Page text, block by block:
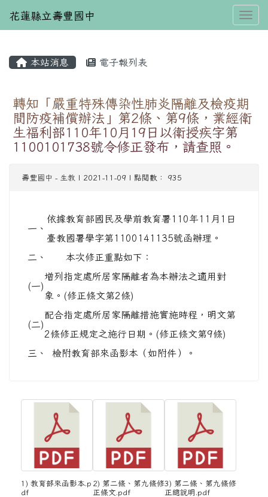
花蓮縣立壽豐國中
本站消息 電子報列表
轉知「嚴重特殊傳染性肺炎隔離及檢疫期
間防疫補償辦法」第2條、第9條，業經衛
生福利部110年10月19日以衛授疾字第
1100101738號令修正發布，請查照。
壽豐國中 - 生教 | 2021-11-09 | 點閱數： 935
一、
依據教育部國民及學前教育署110年11月1日
臺教國署學字第1100141135號函辦理。
二、
本次修正重點如下：
(一)
增列指定處所居家隔離者為本辦法之適用對
象。(修正條文第2條)
(二)
配合指定處所居家隔離措施實施時程，明文第
2條修正規定之施行日期。(修正條文第9條)
三、
檢附教育部來函影本（如附件）。
1) 教育部來函影本.p
df
2) 第二條、第九條修
正條文.pdf
3) 第二條、第九條修
正總說明.pdf